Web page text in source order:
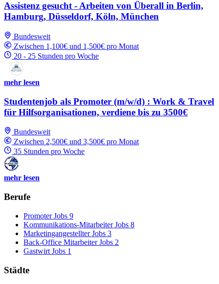
Assistenz gesucht - Arbeiten von Überall in Berlin,
Hamburg, Düsseldorf, Köln, München
Bundesweit
Zwischen 1,100€ und 1,500€ pro Monat
20 - 25 Stunden pro Woche
mehr lesen
Studentenjob als Promoter (m/w/d) : Work & Travel
für Hilfsorganisationen, verdiene bis zu 3500€
Bundesweit
Zwischen 2,500€ und 3,500€ pro Monat
35 Stunden pro Woche
mehr lesen
Berufe
Promoter Jobs 9
Kommunikations-Mitarbeiter Jobs 8
Marketingangestellter Jobs 3
Back-Office Mitarbeiter Jobs 2
Gastwirt Jobs 1
Städte